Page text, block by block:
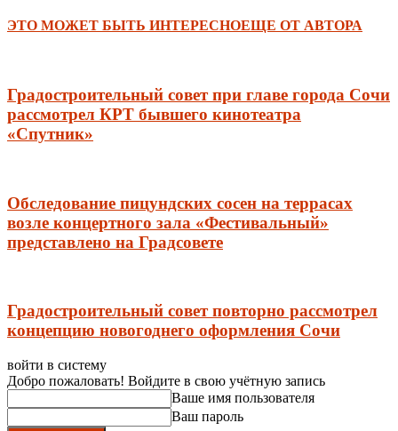
ЭТО МОЖЕТ БЫТЬ ИНТЕРЕСНОЕЩЕ ОТ АВТОРА
Градостроительный совет при главе города Сочи
рассмотрел КРТ бывшего кинотеатра
«Спутник»
Обследование пицундских сосен на террасах
возле концертного зала «Фестивальный»
представлено на Градсовете
Градостроительный совет повторно рассмотрел
концепцию новогоднего оформления Сочи
войти в систему
Добро пожаловать! Войдите в свою учётную запись
Ваше имя пользователя
Ваш пароль